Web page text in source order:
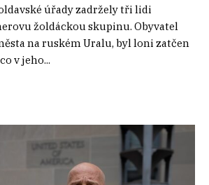
úřady zadržely tři lidi
žoldáckou skupinu. Obyvatel
na ruském Uralu, byl loni zatčen
v jeho...